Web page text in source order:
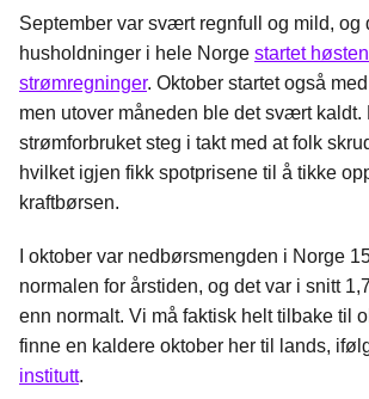
September var svært regnfull og mild, og
husholdninger i hele Norge startet
strømregninger. Oktober startet også
men utover måneden ble det svært kaldt.
strømforbruket steg i takt med at folk
hvilket igjen fikk spotprisene til å tikke
kraftbørsen.
I oktober var nedbørsmengden i Norge
normalen for årstiden, og det var i snitt
enn normalt. Vi må faktisk helt tilbake til
finne en kaldere oktober her til lands,
institutt.